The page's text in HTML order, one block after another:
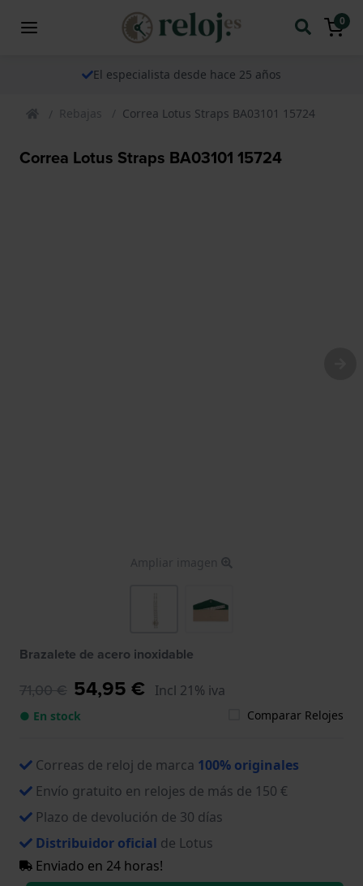
0
El especialista desde hace 25 años
Rebajas Correa Lotus Straps BA03101 15724
Correa Lotus Straps BA03101 15724
Ampliar imagen
Brazalete de acero inoxidable
71,00 € 54,95 € Incl 21% iva
● En stock Comparar Relojes
Correas de reloj de marca 100% originales
Envío gratuito en relojes de más de 150 €
Plazo de devolución de 30 días
Distribuidor oficial de Lotus
Enviado en 24 horas!